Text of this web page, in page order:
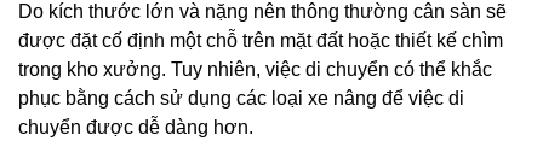
Do kích thước lớn và nặng nên thông thường cân sàn sẽ
được đặt cố định một chỗ trên mặt đất hoặc thiết kế chìm
trong kho xưởng. Tuy nhiên, việc di chuyển có thể khắc
phục bằng cách sử dụng các loại xe nâng để việc di
chuyển được dễ dàng hơn.